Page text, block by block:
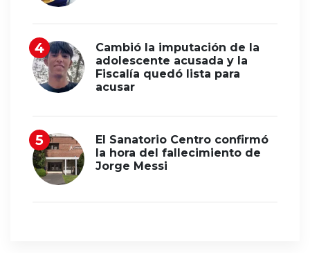
Cambió la imputación de la
adolescente acusada y la
Fiscalía quedó lista para
acusar
El Sanatorio Centro confirmó
la hora del fallecimiento de
Jorge Messi